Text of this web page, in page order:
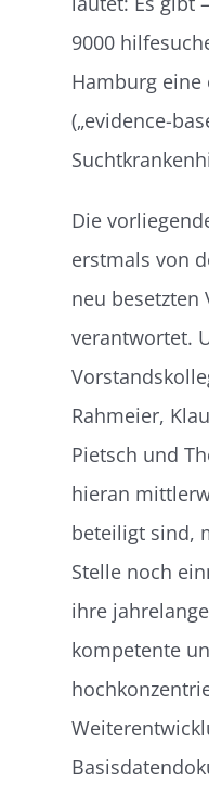
9000
Hamburg eine
(„evidence-
Die
erstmals von
neu besetzten
verantwortet.
Rahmeier,
Pietsch und
hieran
beteiligt sind,
Stelle noch
ihre
kompetente